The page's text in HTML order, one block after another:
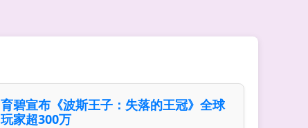
育碧宣布《波斯王子：失落的王冠》全球
玩家超300万